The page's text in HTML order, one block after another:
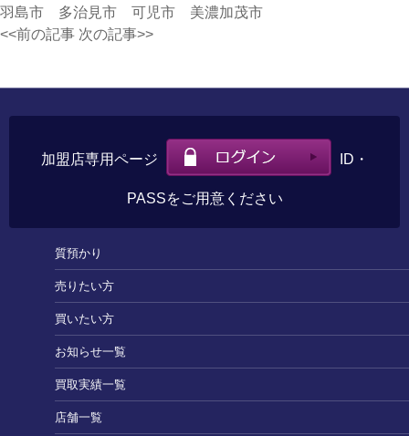
羽島市 多治見市 可児市 美濃加茂市
<<前の記事 次の記事>>
加盟店専用ページ ID・
PASSをご用意ください
質預かり
売りたい方
買いたい方
お知らせ一覧
買取実績一覧
店舗一覧